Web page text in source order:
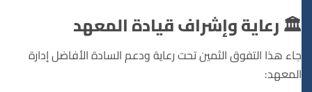
🏛️ رعاية وإشراف قيادة المعهد
جاء هذا التفوق الثمين تحت رعاية ودعم السادة الأفاضل إدارة
المعهد: